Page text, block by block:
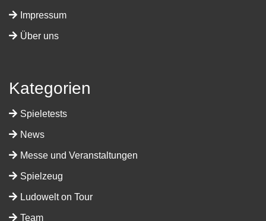
Impressum
Über uns
Kategorien
Spieletests
News
Messe und Veranstaltungen
Spielzeug
Ludowelt on Tour
Team